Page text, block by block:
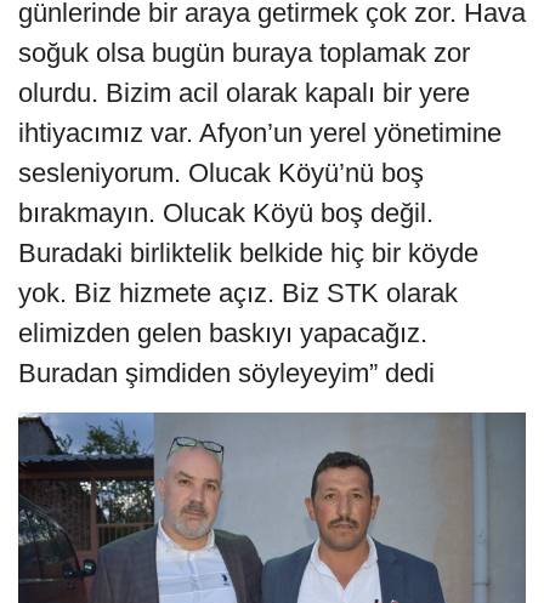
günlerinde bir araya getirmek çok zor. Hava
soğuk olsa bugün buraya toplamak zor
olurdu. Bizim acil olarak kapalı bir yere
ihtiyacımız var. Afyon’un yerel yönetimine
sesleniyorum. Olucak Köyü’nü boş
bırakmayın. Olucak Köyü boş değil.
Buradaki birliktelik belkide hiç bir köyde
yok. Biz hizmete açız. Biz STK olarak
elimizden gelen baskıyı yapacağız.
Buradan şimdiden söyleyeyim” dedi